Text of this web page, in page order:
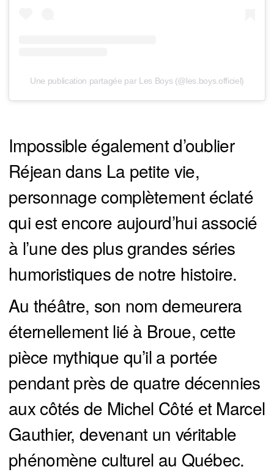
Une publication partagée par Les Boys (@les.boys.officiel)
Impossible également d’oublier
Réjean dans La petite vie,
personnage complètement éclaté
qui est encore aujourd’hui associé
à l’une des plus grandes séries
humoristiques de notre histoire.
Au théâtre, son nom demeurera
éternellement lié à Broue, cette
pièce mythique qu’il a portée
pendant près de quatre décennies
aux côtés de Michel Côté et Marcel
Gauthier, devenant un véritable
phénomène culturel au Québec.